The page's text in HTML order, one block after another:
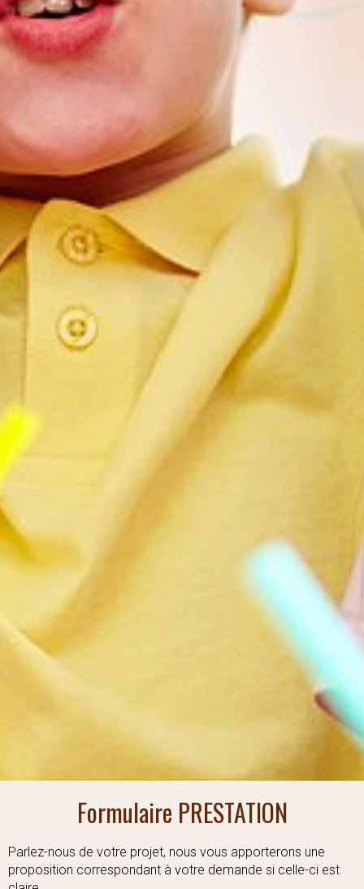
Formulaire PRESTATION
Parlez-nous de votre projet, nous vous apporterons une
proposition correspondant à votre demande si celle-ci est